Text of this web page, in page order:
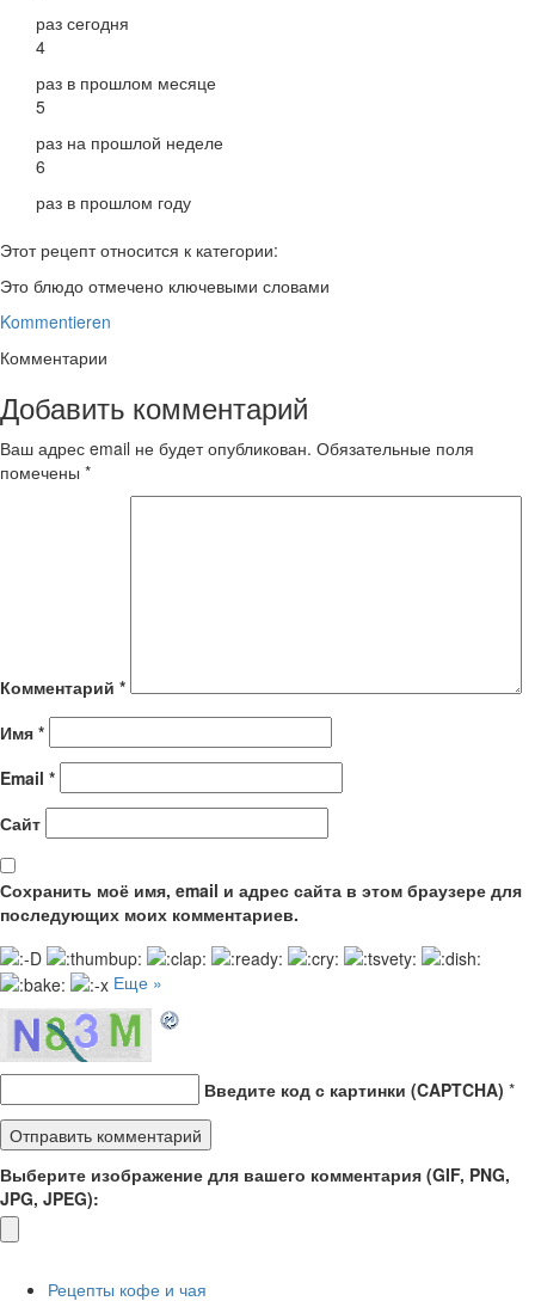
раз сегодня
4
раз в прошлом месяце
5
раз на прошлой неделе
6
раз в прошлом году
Этот рецепт относится к категории:
Это блюдо отмечено ключевыми словами
Kommentieren
Комментарии
Добавить комментарий
Ваш адрес email не будет опубликован. Обязательные поля
помечены *
Комментарий *
Имя *
Email *
Сайт
Сохранить моё имя, email и адрес сайта в этом браузере для
последующих моих комментариев.
Еще »
Введите код с картинки (CAPTCHA) *
Выберите изображение для вашего комментария (GIF, PNG,
JPG, JPEG):
Рецепты кофе и чая